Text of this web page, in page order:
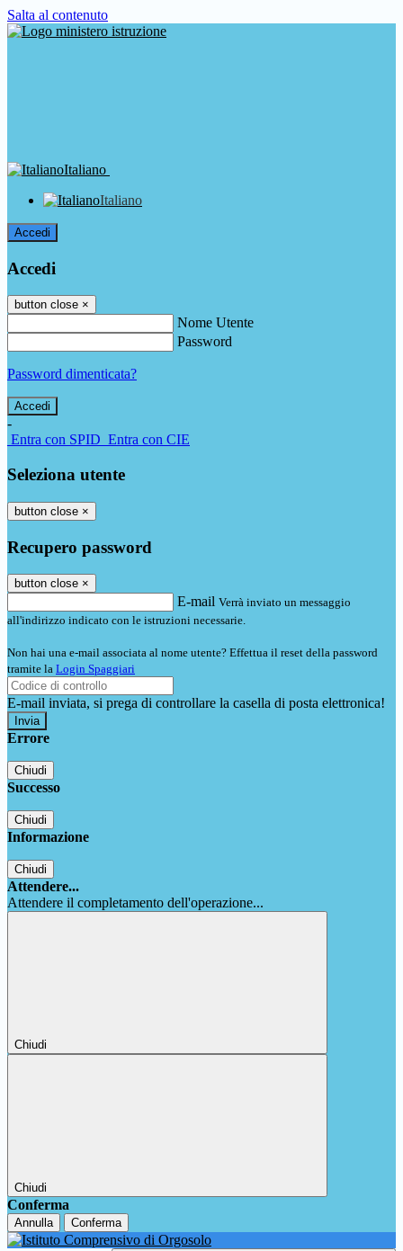
Salta al contenuto
Italiano
Italiano
Accedi
Accedi
button close ×
Nome Utente
Password
Password dimenticata?
-
Entra con SPID Entra con CIE
Seleziona utente
button close ×
Recupero password
button close ×
E-mail Verrà inviato un messaggio
all'indirizzo indicato con le istruzioni necessarie.
Non hai una e-mail associata al nome utente? Effettua il reset della password
tramite la Login Spaggiari
E-mail inviata, si prega di controllare la casella di posta elettronica!
Errore
Chiudi
Successo
Chiudi
Informazione
Chiudi
Attendere...
Attendere il completamento dell'operazione...
Chiudi
Chiudi
Conferma
Annulla Conferma